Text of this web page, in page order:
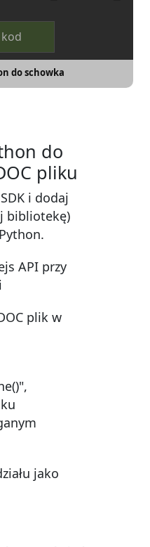
do schowka
do
pliku
i dodaj
bibliotekę)
API przy
plik w
jako